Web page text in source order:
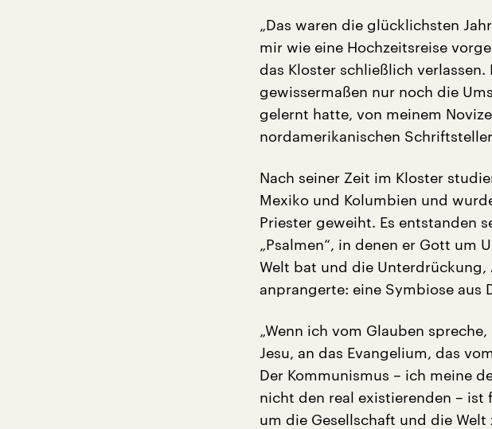
„Das waren die glücklichsten
mir wie eine Hochzeitsreise
das Kloster schließlich
gewissermaßen nur noch die
gelernt hatte, von meinem
nordamerikanischen
Nach seiner Zeit im Kloster
Mexiko und Kolumbien und
Priester geweiht. Es entstanden
„Psalmen“, in denen er Gott um
Welt bat und die
anprangerte: eine Symbiose
„Wenn ich vom Glauben
Jesu, an das Evangelium, das
Der Kommunismus – ich meine
nicht den real existierenden –
um die Gesellschaft und die